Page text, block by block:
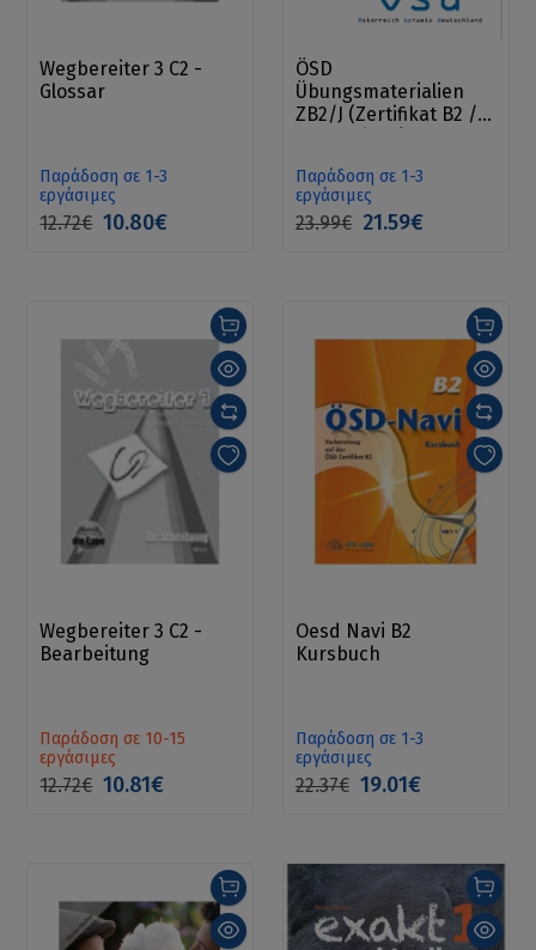
Wegbereiter 3 C2 -
Glossar
Παράδοση σε 1-3
εργάσιμες
12.72€ 10.80€
ÖSD
Übungsmaterialien
ZB2/J (Zertifikat B2 /
Παράδοση σε 1-3
εργάσιμες
23.99€ 21.59€
Wegbereiter 3 C2 -
Bearbeitung
Παράδοση σε 10-15
εργάσιμες
12.72€ 10.81€
Oesd Navi B2
Kursbuch
Παράδοση σε 1-3
εργάσιμες
22.37€ 19.01€